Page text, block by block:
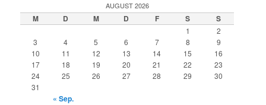
e
n
AUGUST 2026
M D M D F S S
1
2
3
4 5 6 7 8
9
10
11 12 13 14 15
16
17
18 19 20 21 22
23
24
25 26 27 28 29
30
31
« Sep.